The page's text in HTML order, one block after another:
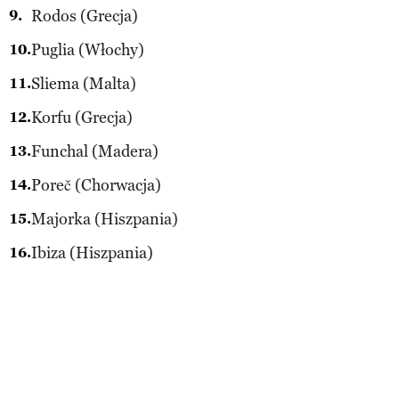
Rodos (Grecja)
Puglia (Włochy)
Sliema (Malta)
Korfu (Grecja)
Funchal (Madera)
Poreč (Chorwacja)
Majorka (Hiszpania)
Ibiza (Hiszpania)